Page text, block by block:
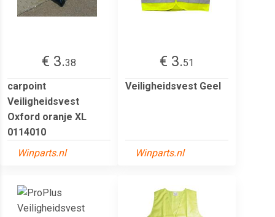
€ 3.38
carpoint
Veiligheidsvest
Oxford oranje XL
0114010
Winparts.nl
€ 3.51
Veiligheidsvest Geel
Winparts.nl